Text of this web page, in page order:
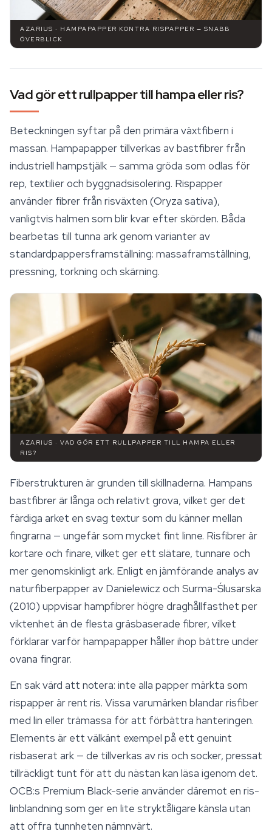
AZARIUS · HAMPAPAPPER KONTRA RISPAPPER — SNABB
ÖVERBLICK
Vad gör ett rullpapper till hampa eller ris?
Beteckningen syftar på den primära växtfibern i
massan. Hampapapper tillverkas av bastfibrer från
industriell hampstjälk — samma gröda som odlas för
rep, textilier och byggnadsisolering. Rispapper
använder fibrer från risväxten (Oryza sativa),
vanligtvis halmen som blir kvar efter skörden. Båda
bearbetas till tunna ark genom varianter av
standardpappersframställning: massaframställning,
pressning, torkning och skärning.
AZARIUS · VAD GÖR ETT RULLPAPPER TILL HAMPA ELLER
RIS?
Fiberstrukturen är grunden till skillnaderna. Hampans
bastfibrer är långa och relativt grova, vilket ger det
färdiga arket en svag textur som du känner mellan
fingrarna — ungefär som mycket fint linne. Risfibrer är
kortare och finare, vilket ger ett slätare, tunnare och
mer genomskinligt ark. Enligt en jämförande analys av
naturfiberpapper av Danielewicz och Surma-Ślusarska
(2010) uppvisar hampfibrer högre draghållfasthet per
viktenhet än de flesta gräsbaserade fibrer, vilket
förklarar varför hampapapper håller ihop bättre under
ovana fingrar.
En sak värd att notera: inte alla papper märkta som
rispapper är rent ris. Vissa varumärken blandar risfiber
med lin eller trämassa för att förbättra hanteringen.
Elements är ett välkänt exempel på ett genuint
risbaserat ark — de tillverkas av ris och socker, pressat
tillräckligt tunt för att du nästan kan läsa igenom det.
OCB:s Premium Black-serie använder däremot en ris-
linblandning som ger en lite stryktåligare känsla utan
att offra tunnheten nämnvärt.